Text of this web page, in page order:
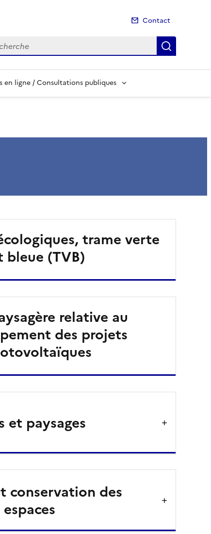
Contact
en ligne / Consultations publiques
trame verte
bleue (TVB)
relative au
des projets
et paysages
conservation des
espaces